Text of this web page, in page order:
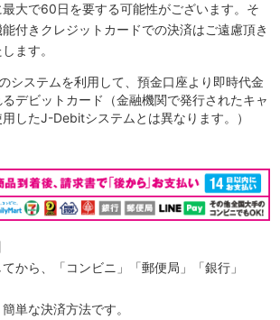
大で60日を要する可能性がございます。そ
付きクレジットカードでの決済はご遠慮頂き
ます。
システムを利用して、預金口座より即時代金
デビットカード（金融機関で発行されたキャ
したJ-Debitシステムとは異なります。）
から、「コンビニ」「郵便局」「銀行」
単な決済方法です。